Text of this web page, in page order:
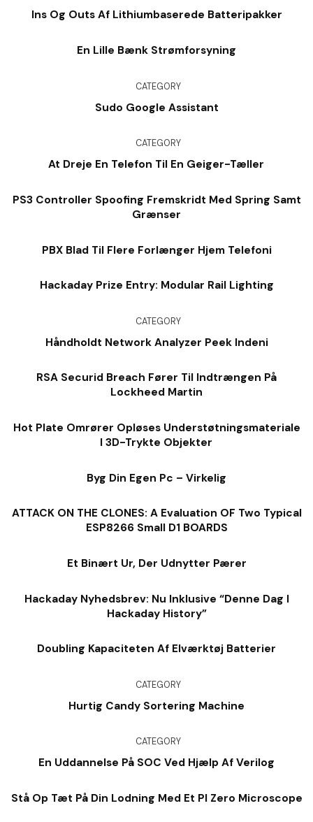
Ins Og Outs Af Lithiumbaserede Batteripakker
En Lille Bænk Strømforsyning
CATEGORY
Sudo Google Assistant
CATEGORY
At Dreje En Telefon Til En Geiger-Tæller
PS3 Controller Spoofing Fremskridt Med Spring Samt
Grænser
PBX Blad Til Flere Forlænger Hjem Telefoni
Hackaday Prize Entry: Modular Rail Lighting
CATEGORY
Håndholdt Network Analyzer Peek Indeni
RSA Securid Breach Fører Til Indtrængen På
Lockheed Martin
Hot Plate Omrører Opløses Understøtningsmateriale
I 3D-Trykte Objekter
Byg Din Egen Pc – Virkelig
ATTACK ON THE CLONES: A Evaluation OF Two Typical
ESP8266 Small D1 BOARDS
Et Binært Ur, Der Udnytter Pærer
Hackaday Nyhedsbrev: Nu Inklusive “denne Dag I
Hackaday History”
Doubling Kapaciteten Af ​​elværktøj Batterier
CATEGORY
Hurtig Candy Sortering Machine
CATEGORY
En Uddannelse På SOC Ved Hjælp Af Verilog
Stå Op Tæt På Din Lodning Med Et PI Zero Microscope